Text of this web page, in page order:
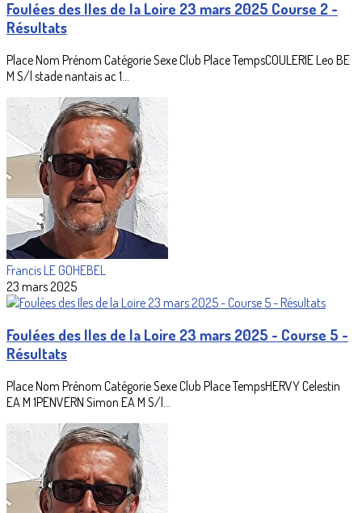
Foulées des Iles de la Loire 23 mars 2025 Course 2 -
Résultats
Place Nom Prénom Catégorie Sexe Club Place TempsCOULERIE Leo BE
M S/l stade nantais ac 1...
Francis LE GOHEBEL
23 mars 2025
Foulées des Iles de la Loire 23 mars 2025 - Course 5 -
Résultats
Place Nom Prénom Catégorie Sexe Club Place TempsHERVY Celestin
EA M 1PENVERN Simon EA M S/l...